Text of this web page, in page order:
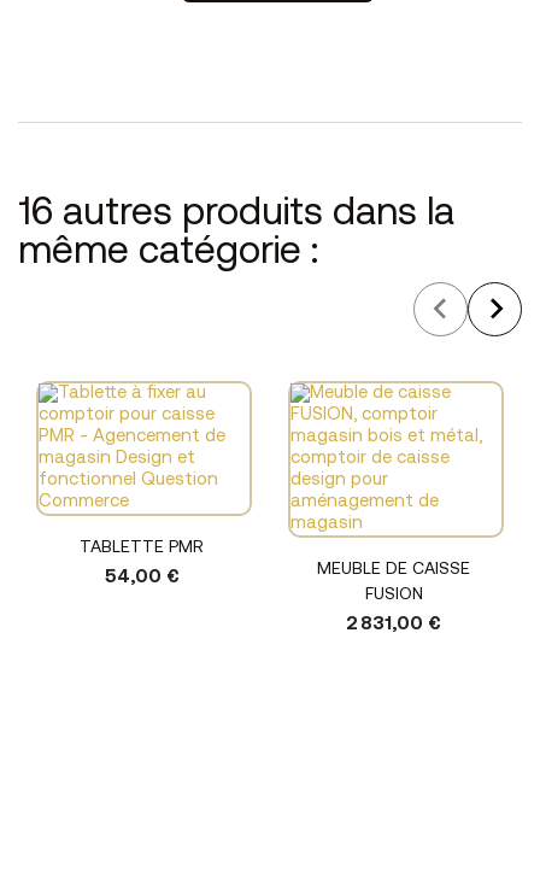
16 autres produits dans la
même catégorie :
TABLETTE PMR
54,00 €
MEUBLE DE CAISSE
FUSION
2 831,00 €